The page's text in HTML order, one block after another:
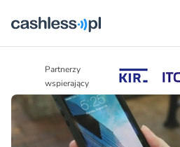
Partnerzy
wspierający